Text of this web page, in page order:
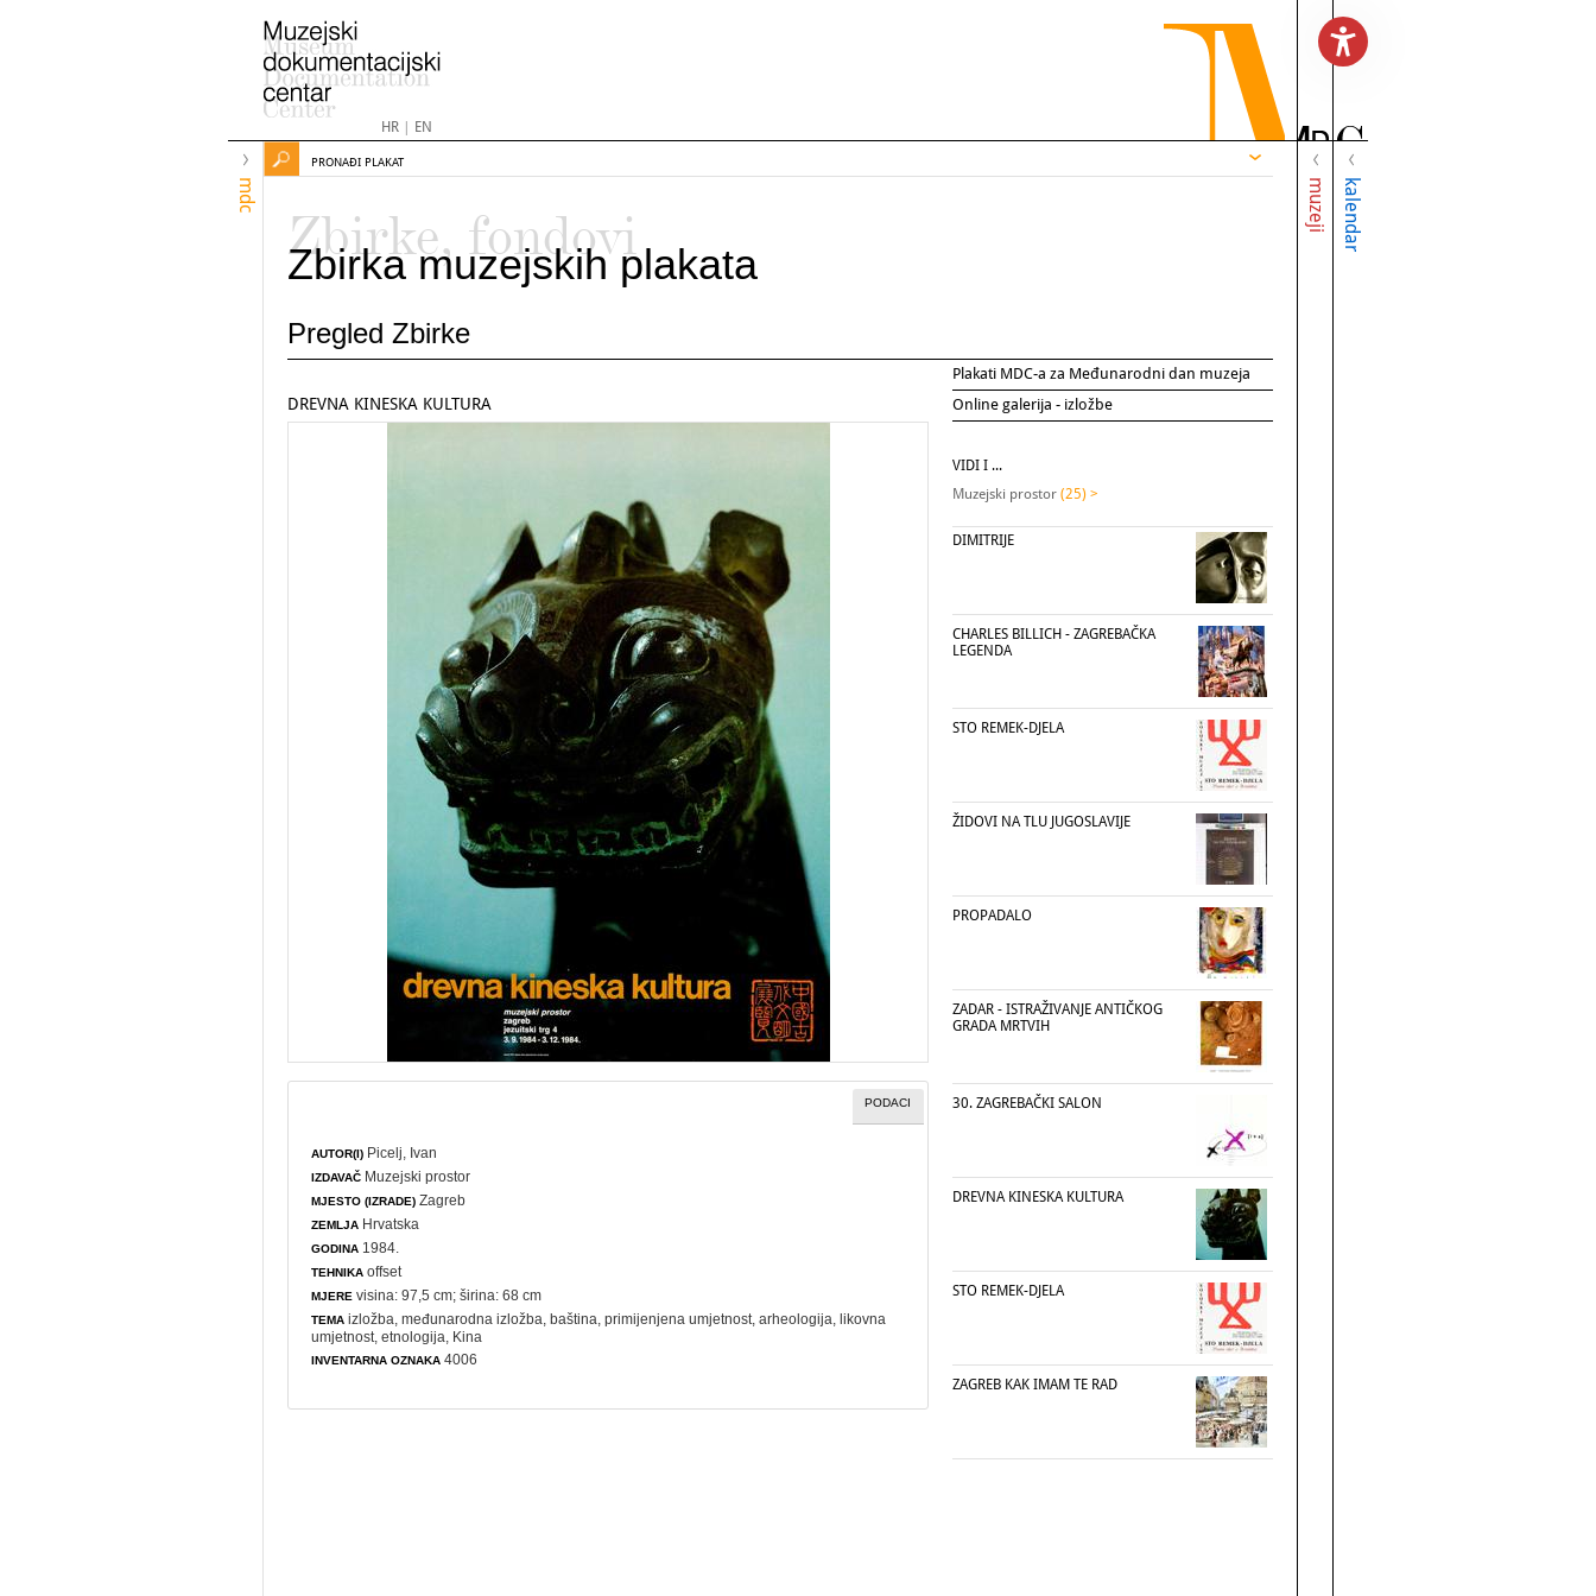
HR| EN
mdc muzeji kalendar
PRONAĐI PLAKAT
Zbirke, fondovi
Zbirka muzejskih plakata
Pregled Zbirke
Plakati MDC-a za Međunarodni dan muzeja
Online galerija - izložbe
DREVNA KINESKA KULTURA
PODACI
AUTOR(I) Picelj, Ivan
IZDAVAČ Muzejski prostor
MJESTO (IZRADE) Zagreb
ZEMLJA Hrvatska
GODINA 1984.
TEHNIKA offset
MJERE visina: 97,5 cm; širina: 68 cm
TEMA izložba ,međunarodna izložba ,baština ,primijenjena umjetnost ,arheologija ,likovna
umjetnost ,etnologija , Kina
INVENTARNA OZNAKA 4006
VIDI I ...
Muzejski prostor (25) >
DIMITRIJE
CHARLES BILLICH - ZAGREBAČKA
LEGENDA
STO REMEK-DJELA
ŽIDOVI NA TLU JUGOSLAVIJE
PROPADALO
ZADAR - ISTRAŽIVANJE ANTIČKOG
GRADA MRTVIH
30. ZAGREBAČKI SALON
DREVNA KINESKA KULTURA
STO REMEK-DJELA
ZAGREB KAK IMAM TE RAD